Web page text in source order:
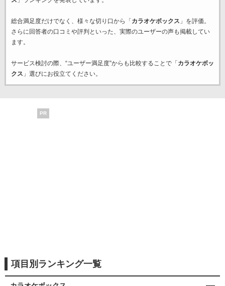
総合満足度だけでなく、様々な切り口から「 カラオケボックス 」を評価。
さらに回答者の口コミや評判といった、実際のユーザーの声も掲載してい
ます。
サービス検討の際、“ユーザー満足度”からも比較することで「 カラオケボッ
クス 」選びにお役立てください。
PR
項目別ランキング一覧